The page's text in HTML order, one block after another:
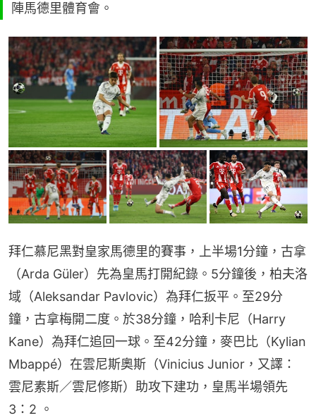
陣馬德里體育會。
拜仁慕尼黑對皇家馬德里的賽事，上半場1分鐘，古拿
（Arda Güler）先為皇馬打開紀錄。5分鐘後，柏夫洛
域（Aleksandar Pavlovic）為拜仁扳平。至29分
鐘，古拿梅開二度。於38分鐘，哈利卡尼（Harry
Kane）為拜仁追回一球。至42分鐘，麥巴比（Kylian
Mbappé）在雲尼斯奧斯（Vinicius Junior，又譯：
雲尼素斯／雲尼修斯）助攻下建功，皇馬半場領先
3：2 。